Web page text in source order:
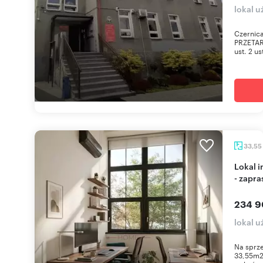
lokal
ust. 2
33,55
Lokal inwestycyjny 33,55 m2 w Hyndral Wrocław
-
234
lokal
Na